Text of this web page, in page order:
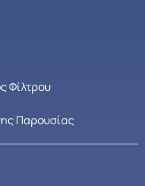
Φίλτρου
Παρουσίας